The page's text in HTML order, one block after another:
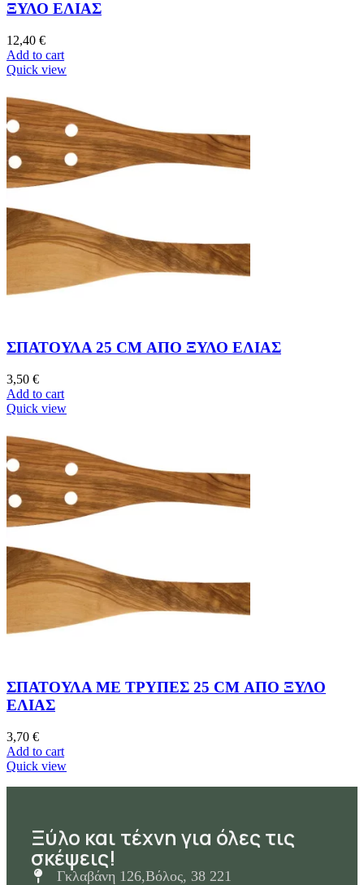
ΞΥΛΟ ΕΛΙΑΣ
12,40 €
Add to cart
Quick view
ΣΠΑΤΟΥΛΑ 25 CM ΑΠΟ ΞΥΛΟ ΕΛΙΑΣ
3,50 €
Add to cart
Quick view
ΣΠΑΤΟΥΛΑ ΜΕ ΤΡΥΠΕΣ 25 CM ΑΠΟ ΞΥΛΟ
ΕΛΙΑΣ
3,70 €
Add to cart
Quick view
Ξύλο και τέχνη για όλες τις
σκέψεις!
Γκλαβάνη 126,Βόλος, 38 221